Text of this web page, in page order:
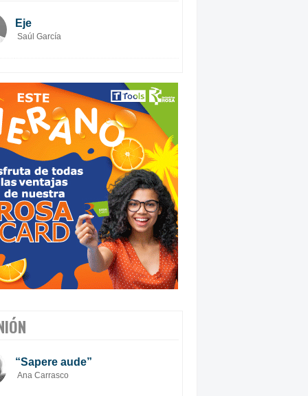
Eje
Saúl García
“Sapere aude”
Ana Carrasco